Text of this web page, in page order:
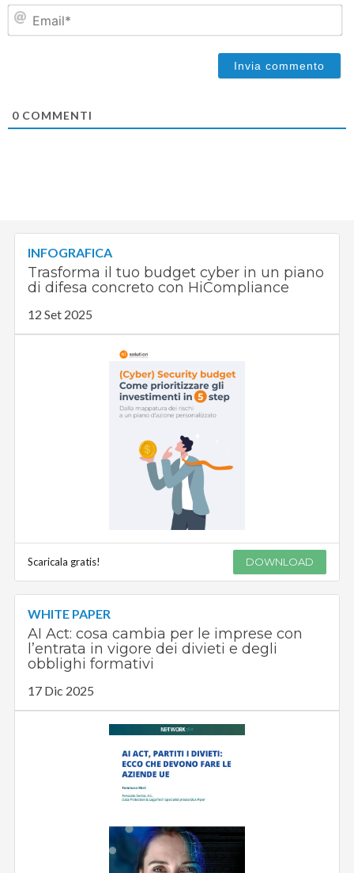
0 COMMENTI
INFOGRAFICA
Trasforma il tuo budget cyber in un piano
di difesa concreto con HiCompliance
12 Set 2025
Scaricala gratis! DOWNLOAD
WHITE PAPER
AI Act: cosa cambia per le imprese con
l’entrata in vigore dei divieti e degli
obblighi formativi
17 Dic 2025